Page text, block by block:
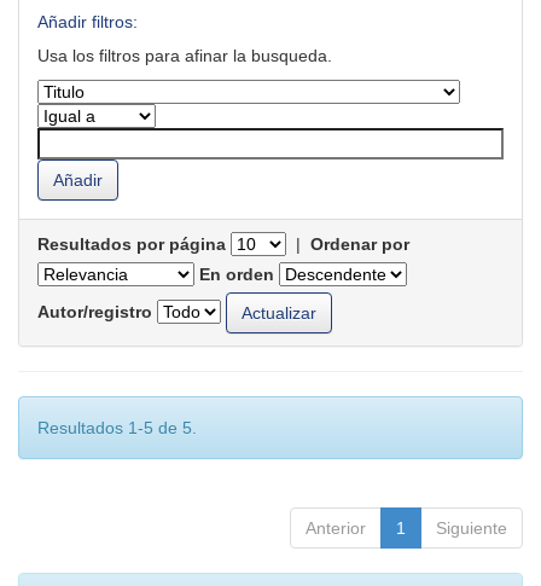
Añadir filtros:
Usa los filtros para afinar la busqueda.
Resultados por página | Ordenar por
En orden
Autor/registro
Resultados 1-5 de 5.
Anterior 1 Siguiente